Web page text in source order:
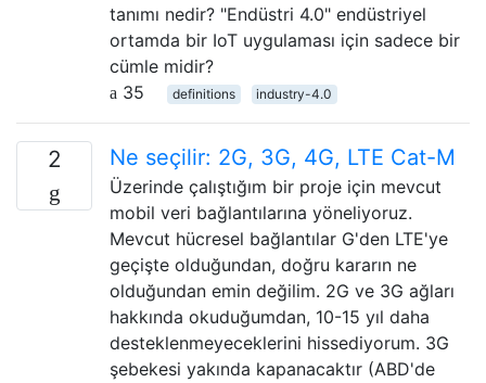
tanımı nedir? "Endüstri 4.0" endüstriyel
ortamda bir IoT uygulaması için sadece bir
cümle midir?
35
definitions industry-4.0
2 Ne seçilir: 2G, 3G, 4G, LTE Cat-M
Üzerinde çalıştığım bir proje için mevcut
mobil veri bağlantılarına yöneliyoruz.
Mevcut hücresel bağlantılar G'den LTE'ye
geçişte olduğundan, doğru kararın ne
olduğundan emin değilim. 2G ve 3G ağları
hakkında okuduğumdan, 10-15 yıl daha
desteklenmeyeceklerini hissediyorum. 3G
şebekesi yakında kapanacaktır (ABD'de